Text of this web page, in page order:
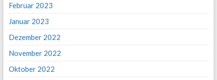
Februar 2023
Januar 2023
Dezember 2022
November 2022
Oktober 2022